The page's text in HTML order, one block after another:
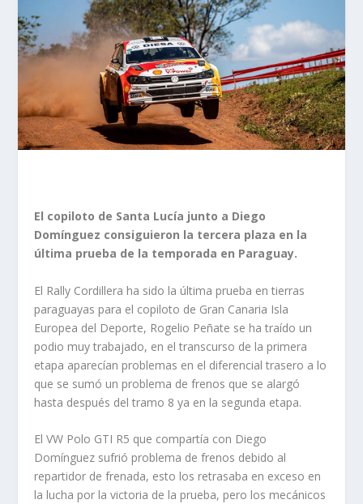
El copiloto de Santa Lucía junto a Diego
Domínguez consiguieron la tercera plaza en la
última prueba de la temporada en Paraguay.
El Rally Cordillera ha sido la última prueba en tierras
paraguayas para el copiloto de Gran Canaria Isla
Europea del Deporte, Rogelio Peñate se ha traído un
podio muy trabajado, en el transcurso de la primera
etapa aparecían problemas en el diferencial trasero a lo
que se sumó un problema de frenos que se alargó
hasta después del tramo 8 ya en la segunda etapa.
El VW Polo GTI R5 que compartía con Diego
Domínguez sufrió problema de frenos debido al
repartidor de frenada, esto los retrasaba en exceso en
la lucha por la victoria de la prueba, pero los mecánicos